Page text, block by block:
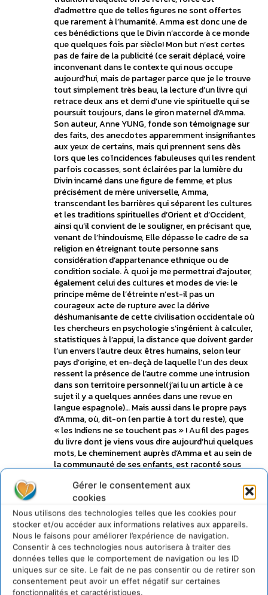
Gérer le consentement aux
cookies
Nous utilisons des technologies telles que les cookies pour
stocker et/ou accéder aux informations relatives aux appareils.
Nous le faisons pour améliorer l’expérience de navigation.
Consentir à ces technologies nous autorisera à traiter des
données telles que le comportement de navigation ou les ID
uniques sur ce site. Le fait de ne pas consentir ou de retirer son
consentement peut avoir un effet négatif sur certaines
fonctionnalités et caractéristiques.
d’admettre que de telles figures ne sont offertes
que rarement à l’humanité. Amma est donc une de
ces bénédictions que le Divin n’accorde à ce monde
que quelques fois par siècle! Mon but n’est certes
pas de faire de la publicité (ce serait déplacé, voire
inconvenant dans le contexte qui nous occupe
aujourd’hui, mais de partager parce que je le trouve
tout simplement très beau, la lecture d’un livre qui
retrace deux ans et demi d’une vie spirituelle qui se
poursuit toujours, dans le giron maternel d’Amma.
Son auteur, Anne YUNG, fonde son témoignage sur
des faits, des anecdotes apparemment insignifiantes
aux yeux de certains, mais qui prennent sens dès
lors que les coïncidences fabuleuses qui les rendent
parfois cocasses, sont éclairées par la lumière du
Divin incarné dans une figure de femme, et plus
précisément de mère universelle, Amma,
transcendant les barrières qui séparent les cultures
et les traditions spirituelles d’Orient et d’Occident,
ainsi qu’il convient de le souligner, en précisant que,
venant de l’hindouisme, Elle dépasse le cadre de sa
religion en étreignant toute personne sans
considération d’appartenance ethnique ou de
condition sociale. À quoi je me permettrai d’ajouter,
également celui des cultures et modes de vie: le
principe même de l’étreinte n’est-il pas un
courageux acte de rupture avec la dérive
déshumanisante de cette civilisation occidentale où
les chercheurs en psychologie s’ingénient à calculer,
statistiques à l’appui, la distance que doivent garder
l’un envers l’autre deux êtres humains, selon leur
pays d’origine, et en-deçà de laquelle l’un des deux
ressent la présence de l’autre comme une intrusion
dans son territoire personnel(j’ai lu un article à ce
sujet il y a quelques années dans une revue en
langue espagnole)… Mais aussi dans le propre pays
d’Amma, où, dit-on (en partie à tort du reste), que
« les Indiens ne se touchent pas » ! Au fil des pages
du livre dont je viens vous dire aujourd’hui quelques
mots, Le cheminement auprès d’Amma et au sein de
la communauté de ses enfants, est raconté sous
les jours. Le message d’Amma est à tel point limpide
qu’un enfant de douze ans peut le comprendre sans
avoir la moindre explication à en demander. Cet
ouvrage plein de fraîcheur et de sensibilité, voire
d’humour, ne saurait évidemment se substituer aux
recueils d’enseignements et de paroles d’Amma,
tous passionnants dureste, et indispensables pour
approfondir la connaissance de sa spiritualité, et
que d’aucuns peuvent se procurer dans la boutique
rattachée au site officiel d’Amma en France. Ce livre-